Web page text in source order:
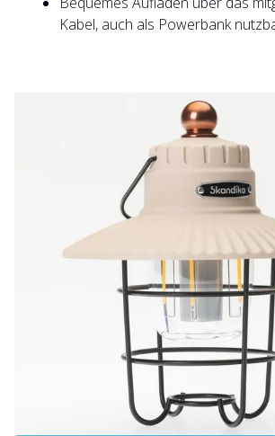
Kabel, auch als Powerbank